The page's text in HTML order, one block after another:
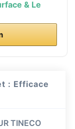
& Le
: Efficace
TINECO